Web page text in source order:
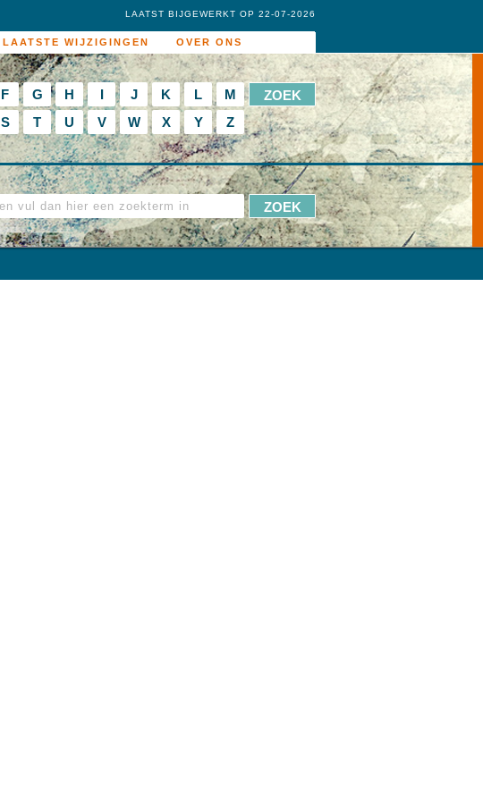
LAATSTE WIJZIGINGEN OVER ONS
LAATST BIJGEWERKT OP 22-07-2026
F G H I J K L
M
S T U V W X Y Z